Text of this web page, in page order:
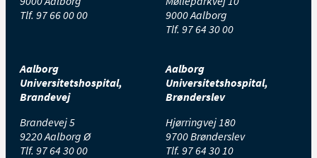
Tlf. 97 66 00 00
9000 Aalborg
Tlf. 97 64 30 00
Aalborg
Universitetshospital,
Brandevej
Brandevej 5
9220 Aalborg Ø
Tlf. 97 64 30 00
Aalborg
Universitetshospital,
Brønderslev
Hjørringvej 180
9700 Brønderslev
Tlf. 97 64 30 10